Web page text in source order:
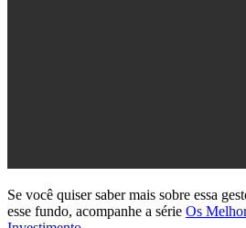
Se você quiser saber mais sobre essa
esse fundo, acompanhe a série Os